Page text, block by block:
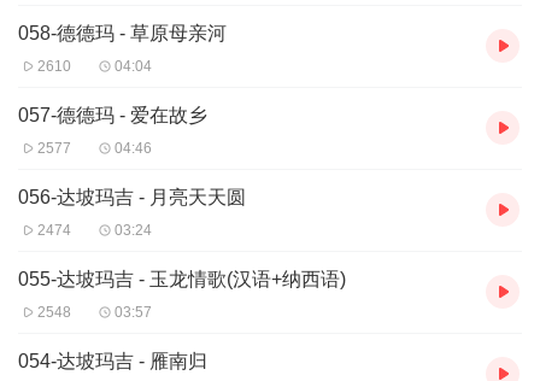
058-德德玛 - 草原母亲河
2610 04:04
057-德德玛 - 爱在故乡
2577 04:46
056-达坡玛吉 - 月亮天天圆
2474 03:24
055-达坡玛吉 - 玉龙情歌(汉语+纳西语)
2548 03:57
054-达坡玛吉 - 雁南归